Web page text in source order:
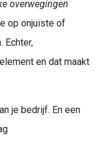
overwegingen
op onjuiste of
Echter,
en dat maakt
je bedrijf. En een